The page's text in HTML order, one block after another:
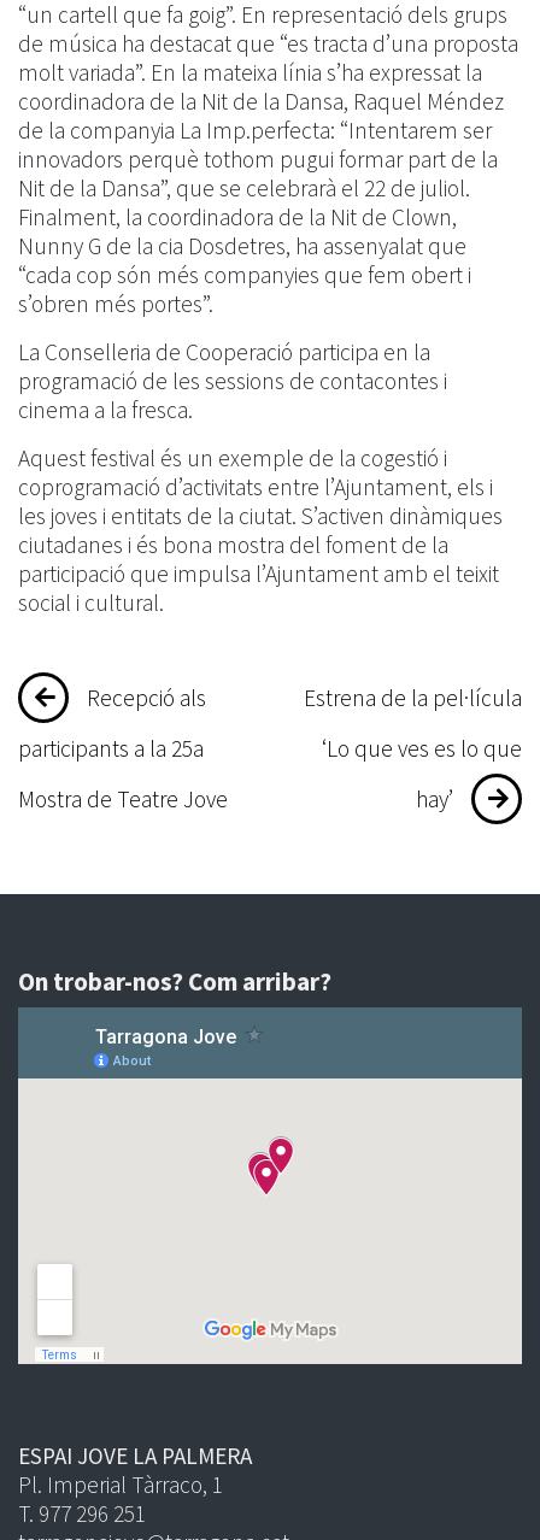
“un cartell que fa goig”. En representació dels grups
de música ha destacat que “es tracta d’una proposta
molt variada”. En la mateixa línia s’ha expressat la
coordinadora de la Nit de la Dansa, Raquel Méndez
de la companyia La Imp.perfecta: “Intentarem ser
innovadors perquè tothom pugui formar part de la
Nit de la Dansa”, que se celebrarà el 22 de juliol.
Finalment, la coordinadora de la Nit de Clown,
Nunny G de la cia Dosdetres, ha assenyalat que
“cada cop són més companyies que fem obert i
s’obren més portes”.
La Conselleria de Cooperació participa en la
programació de les sessions de contacontes i
cinema a la fresca.
Aquest festival és un exemple de la cogestió i
coprogramació d’activitats entre l’Ajuntament, els i
les joves i entitats de la ciutat. S’activen dinàmiques
ciutadanes i és bona mostra del foment de la
participació que impulsa l’Ajuntament amb el teixit
social i cultural.
Navegació
d'entrades
Recepció als
participants a la 25a
Mostra de Teatre Jove
Estrena de la pel·lícula
‘Lo que ves es lo que
hay’
On trobar-nos? Com arribar?
ESPAI JOVE LA PALMERA
Pl. Imperial Tàrraco, 1
T. 977 296 251